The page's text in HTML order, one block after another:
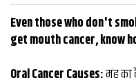
फिल्मी
साहित्य
संस्कृति
Even those who don't
get mouth cancer, know